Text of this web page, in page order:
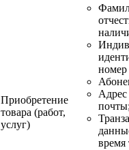
Приобретение
товара (работ,
услуг)
Адрес
время